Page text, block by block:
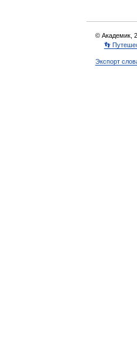
© Академик,
👣
Экспорт